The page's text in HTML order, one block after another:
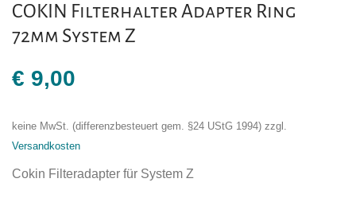
COKIN Filterhalter Adapter Ring
72mm System Z
€ 9,00
keine MwSt. (differenzbesteuert gem. §24 UStG 1994) zzgl.
Versandkosten
Cokin Filteradapter für System Z